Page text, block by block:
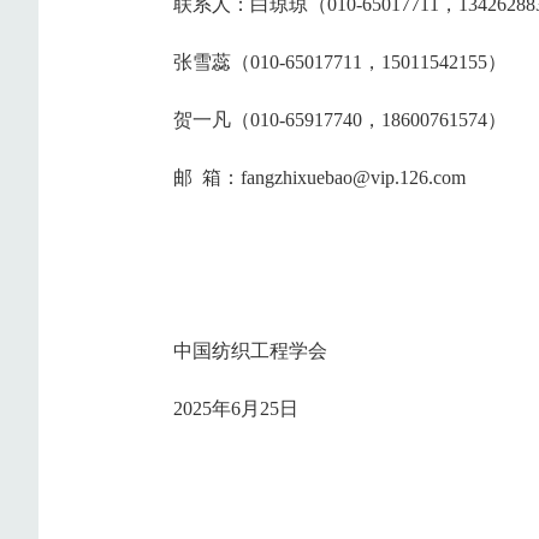
联系人：白琼琼（010-65017711，
张雪蕊（010-65017711，15011542155）
贺一凡（010-65917740，18600761574）
邮 箱：fangzhixuebao@vip.126.com
中国纺织工程学会
2025年6月25日